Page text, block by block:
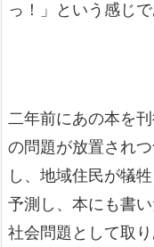
っ！」という感じで
二年前にあの本を
の問題が放置され
し、地域住民が犠
予測し、本にも書
社会問題として取